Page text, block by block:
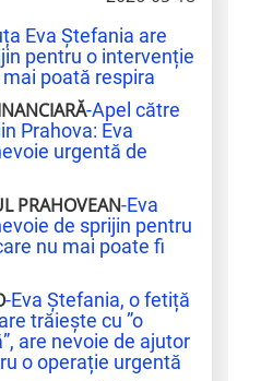
Eva Ștefania are
pentru o intervenție
poată respira
-Apel către
Prahova: Eva
urgentă de
PRAHOVEAN-Eva
de sprijin pentru
nu mai poate fi
-Eva Ștefania, o fetiță
trăiește cu ”o
are nevoie de ajutor
o operație urgentă